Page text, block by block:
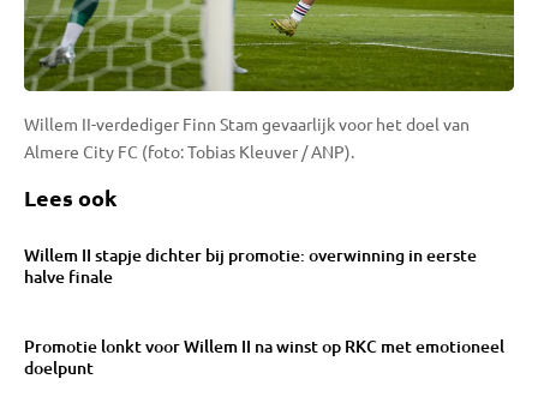
Willem II-verdediger Finn Stam gevaarlijk voor het doel van
Almere City FC (foto: Tobias Kleuver / ANP).
Lees ook
Willem II stapje dichter bij promotie: overwinning in eerste
halve finale
Promotie lonkt voor Willem II na winst op RKC met emotioneel
doelpunt